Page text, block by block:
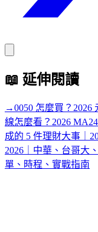
📖 延伸閱讀
→0050 怎麼買？2026
線怎麼看？2026
成的 5 件理財大事｜
2026｜中華、台哥大
單、時程、實戰指南